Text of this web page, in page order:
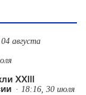
августа
XXIII
18:16, 30 июля